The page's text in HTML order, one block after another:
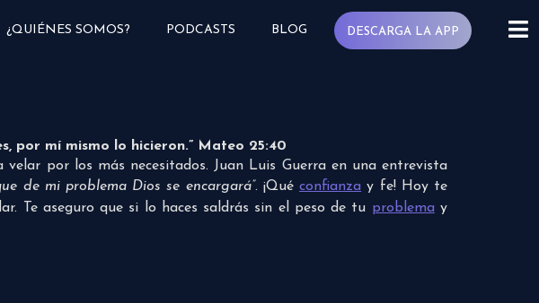
¿QUIÉNES SOMOS? PODCASTS BLOG DESCARGA LA APP
por mí mismo lo hicieron.” Mateo 25:40
por los más necesitados. Juan Luis Guerra en una entrevista
de mi problema Dios se encargará”. ¡Quéconfianza y fe! Hoy te
Te aseguro que si lo haces saldrás sin el peso de tu problemay